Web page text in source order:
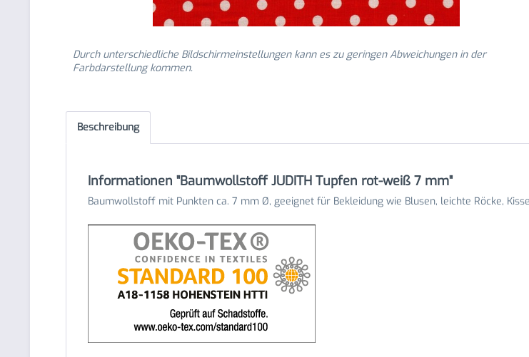
Durch unterschiedliche Bildschirmeinstellungen kann es zu geringen Abweichungen in der
Farbdarstellung kommen.
Beschreibung
Informationen "Baumwollstoff JUDITH Tupfen rot-weiß 7 mm"
Baumwollstoff mit Punkten ca. 7 mm Ø, geeignet für Bekleidung wie Blusen, leichte Röcke,